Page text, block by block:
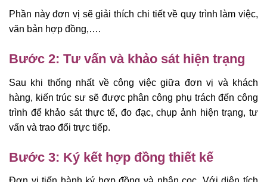
Phần này đơn vị sẽ giải thích chi tiết về quy trình làm việc,
văn bản hợp đồng,….
Bước 2: Tư vấn và khảo sát hiện trạng
Sau khi thống nhất về công việc giữa đơn vị và khách
hàng, kiến trúc sư sẽ được phân công phụ trách đến công
trình để khảo sát thực tế, đo đạc, chụp ảnh hiện trạng, tư
vấn và trao đổi trực tiếp.
Bước 3: Ký kết hợp đồng thiết kế